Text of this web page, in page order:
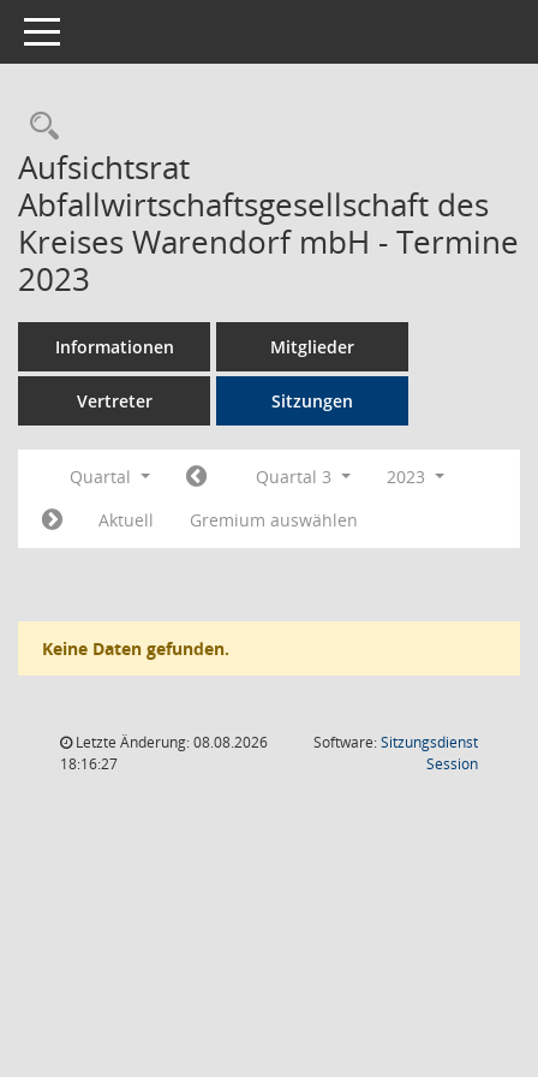
Toggle navigation
Rechercheauswahl
Aufsichtsrat
Abfallwirtschaftsgesellschaft des
Kreises Warendorf mbH - Termine
2023
Informationen Mitglieder
Vertreter Sitzungen
Quartal Quartal 3
2023
Aktuell
Gremium auswählen
Keine Daten gefunden.
Letzte Änderung: 08.08.2026
18:16:27
Software:Sitzungsdienst
Session(Wird in